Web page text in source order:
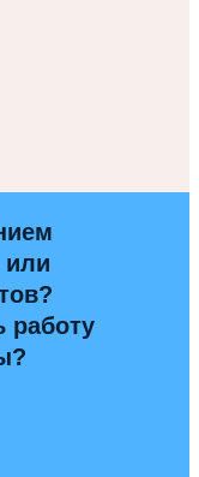
или
работу